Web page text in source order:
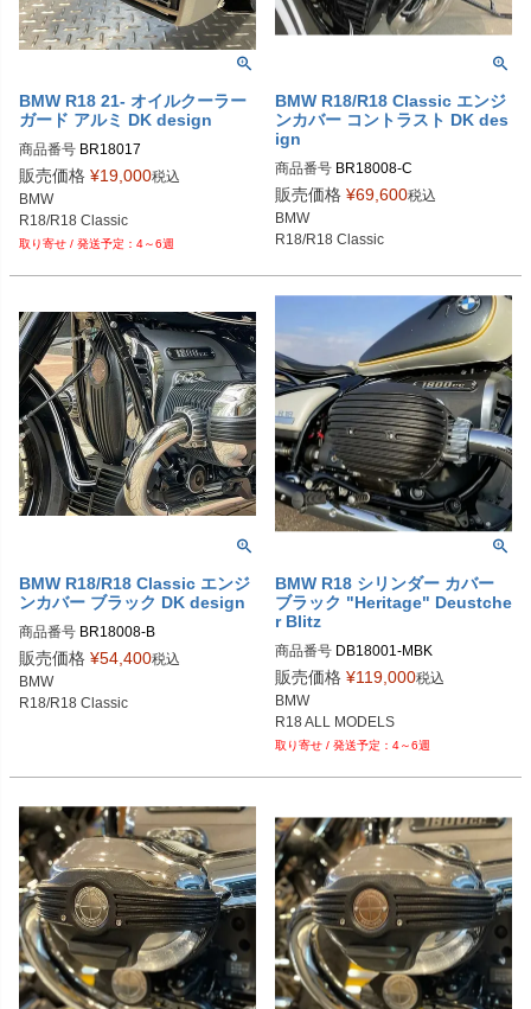
BMW R18 21- オイルクーラー
ガード アルミ DK design
商品番号 BR18017
販売価格 ¥19,000税込
BMW
R18/R18 Classic
4～6週
BMW R18/R18 Classic エンジ
ンカバー コントラスト DK des
ign
商品番号 BR18008-C
BR18008-CSILVER：ロゴシルバー
BR18008-CCOPER：ロゴカッパー
販売価格 ¥69,600税込
BMW
R18/R18 Classic
BMW R18/R18 Classic エンジ
ンカバー ブラック DK design
商品番号 BR18008-B
BR18008-BSILVER：シルバー
BR18008-BCOPPERR：カッパー
販売価格 ¥54,400税込
BMW
R18/R18 Classic
BMW R18 シリンダー カバー
ブラック "Heritage" Deustche
r Blitz
商品番号 DB18001-MBK
販売価格 ¥119,000税込
BMW
R18 ALL MODELS
4～6週